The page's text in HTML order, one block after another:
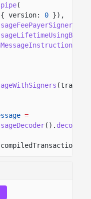
pipe(
version: 0 }),
=
(). decode